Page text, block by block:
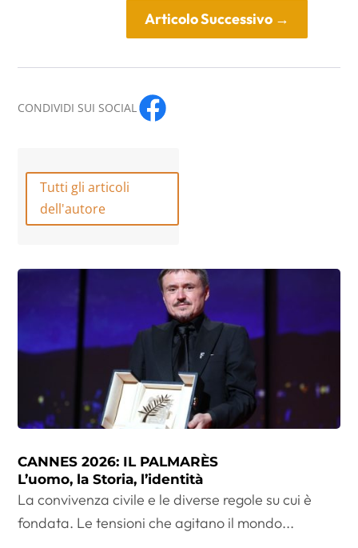
Articolo Successivo→
CONDIVIDI SUI SOCIAL
Tutti gli articoli
dell'autore
CANNES 2026: IL PALMARÈS
L’uomo, la Storia, l’identità
La convivenza civile e le diverse regole su cui è
fondata. Le tensioni che agitano il mondo...